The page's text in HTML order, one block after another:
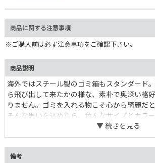
商品に関する注意事項
※ご購入前は必ず注意事項をご確認下さい。
商品説明
海外ではスチール製のゴミ箱もスタンダード
ら飛び出して来たかの様な、素朴で奥深い格
りません。ゴミを入れる物こそ心から綺麗だ
そんな思いを込めたら、色んなサイズとカラ
備考